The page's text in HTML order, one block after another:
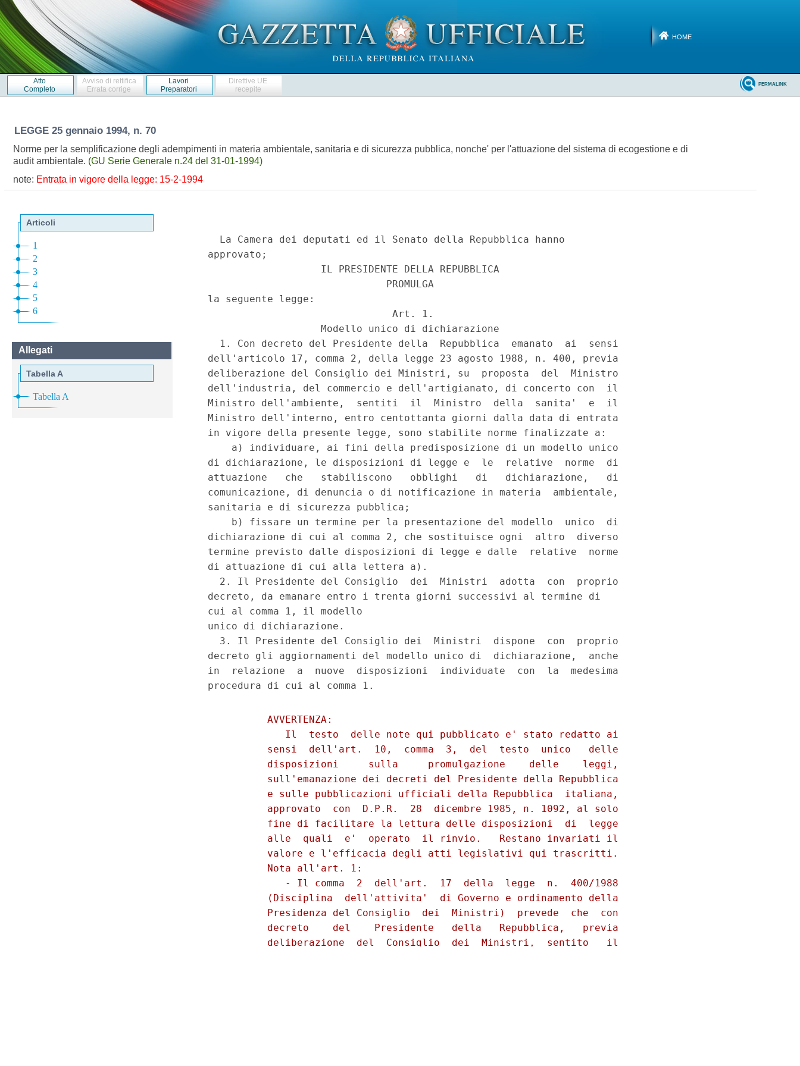
HOME
Atto
Completo
Avviso di rettifica
Errata corrige
Lavori
Preparatori
Direttive UE
recepite
PERMALINK
LEGGE 25 gennaio 1994, n. 70
Norme per la semplificazione degli adempimenti in materia ambientale, sanitaria e di sicurezza pubblica, nonche' per l'attuazione del sistema di ecogestione e di
audit ambientale. (GU Serie Generale n.24 del 31-01-1994)
note: Entrata in vigore della legge: 15-2-1994